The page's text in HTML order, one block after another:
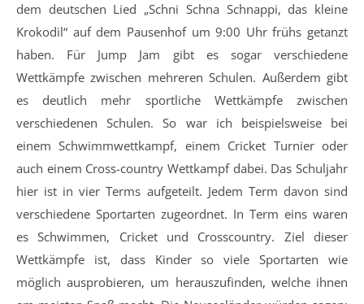
dem deutschen Lied „Schni Schna Schnappi, das kleine
Krokodil“ auf dem Pausenhof um 9:00 Uhr frühs getanzt
haben. Für Jump Jam gibt es sogar verschiedene
Wettkämpfe zwischen mehreren Schulen. Außerdem gibt
es deutlich mehr sportliche Wettkämpfe zwischen
verschiedenen Schulen. So war ich beispielsweise bei
einem Schwimmwettkampf, einem Cricket Turnier oder
auch einem Cross-country Wettkampf dabei. Das Schuljahr
hier ist in vier Terms aufgeteilt. Jedem Term davon sind
verschiedene Sportarten zugeordnet. In Term eins waren
es Schwimmen, Cricket und Crosscountry. Ziel dieser
Wettkämpfe ist, dass Kinder so viele Sportarten wie
möglich ausprobieren, um herauszufinden, welche ihnen